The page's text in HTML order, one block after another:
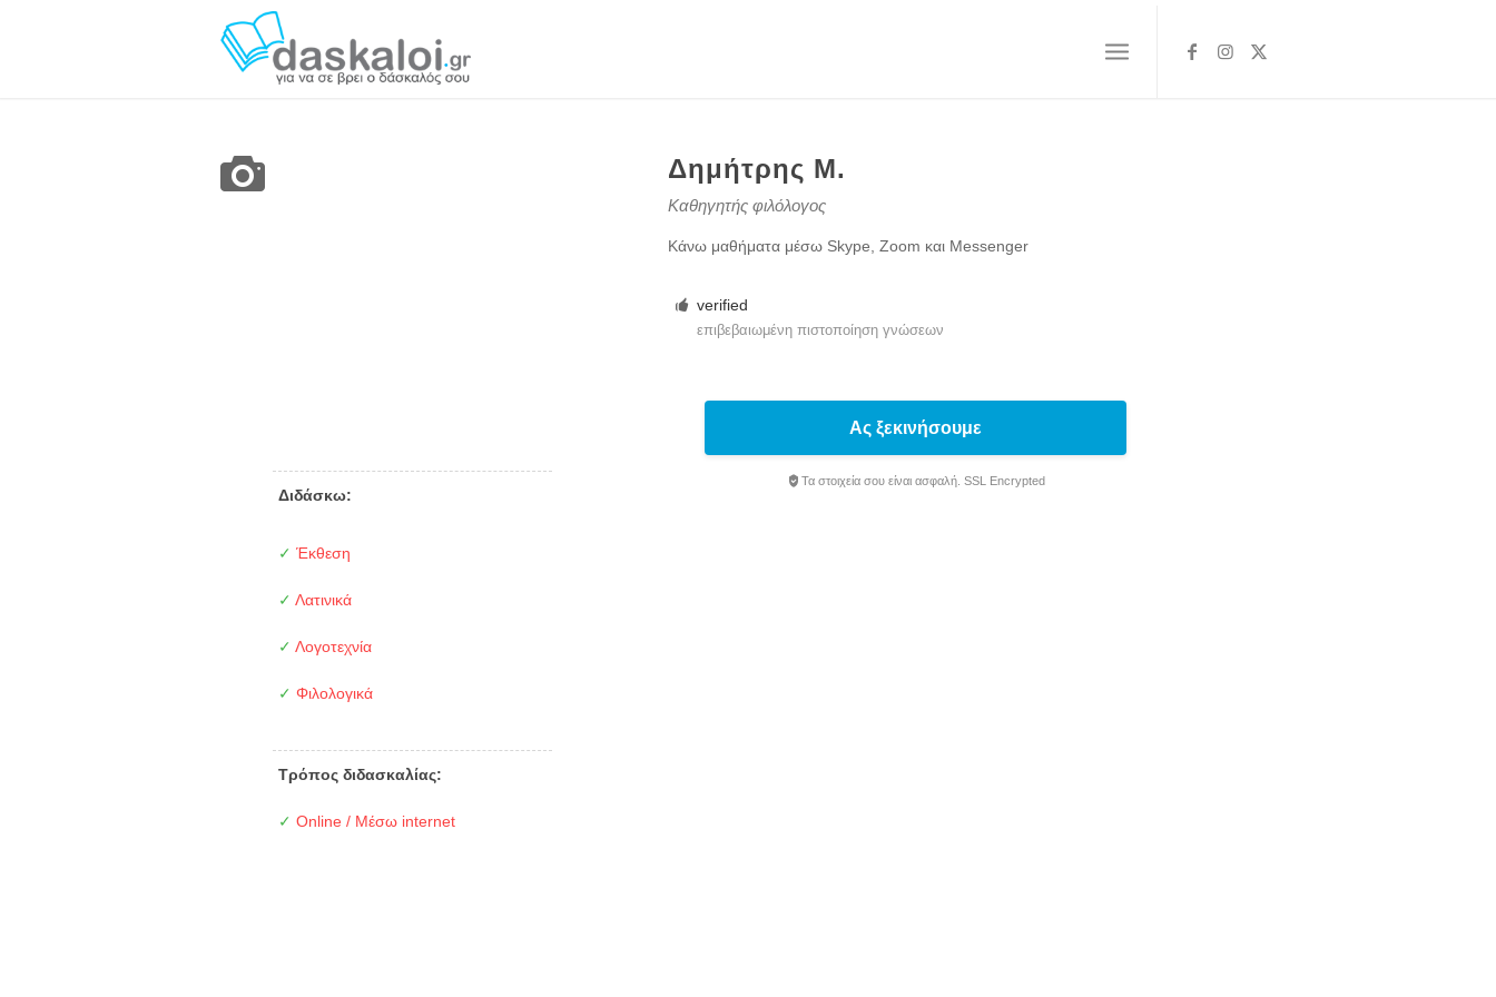
Δημήτρης Μ.
Καθηγητής φιλόλογος
Κάνω μαθήματα μέσω Skype, Zoom και Messenger
verified
επιβεβαιωμένη πιστοποίηση γνώσεων
Διδάσκω:
✓ Έκθεση
✓ Λατινικά
✓ Λογοτεχνία
✓ Φιλολογικά
Τρόπος διδασκαλίας:
✓ Online / Μέσω internet
Ας ξεκινήσουμε
Τα στοιχεία σου είναι ασφαλή. SSL Encrypted